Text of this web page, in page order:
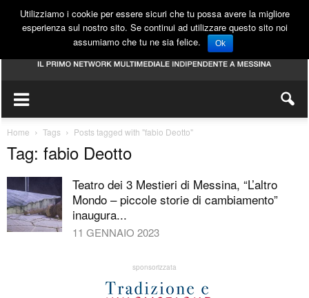
Home Tags Posts tagged with "fabio Deotto"
Tag: fabio Deotto
Teatro dei 3 Mestieri di Messina, “L’altro
Mondo – piccole storie di cambiamento”
inaugura...
11 GENNAIO 2023
sponsorizzata
Utilizziamo i cookie per essere sicuri che tu possa avere la migliore
esperienza sul nostro sito. Se continui ad utilizzare questo sito noi
assumiamo che tu ne sia felice.
Ok